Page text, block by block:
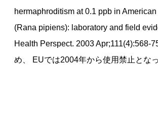
hermaphroditism at 0.1 ppb in
(Rana pipiens): laboratory and field
Health Perspect. 2003 Apr;111(4):568-
め、 EUでは2004年から使用禁止とな